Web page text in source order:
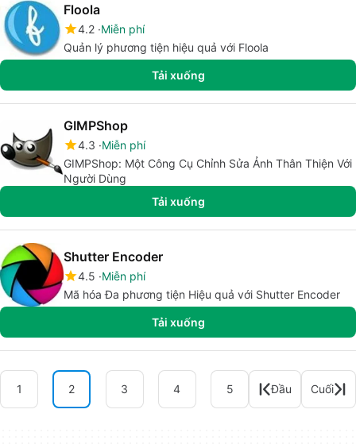
Floola
4.2 Miễn phí
Quản lý phương tiện hiệu quả với Floola
Tải xuống
GIMPShop
4.3 Miễn phí
GIMPShop: Một Công Cụ Chỉnh Sửa Ảnh Thân Thiện Với
Người Dùng
Tải xuống
Shutter Encoder
4.5 Miễn phí
Mã hóa Đa phương tiện Hiệu quả với Shutter Encoder
Tải xuống
1 2 3 4 5 Đầu Cuối